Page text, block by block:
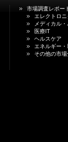
市場調査レポー
エレクトロ
メディカル
医療IT
ヘルスケア
エネルギー
その他の市